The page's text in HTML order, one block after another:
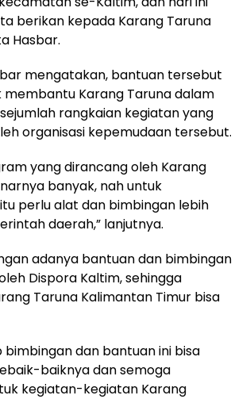
berikan kepada Karang Taruna
Hasbar.
mengatakan, bantuan tersebut
membantu Karang Taruna dalam
rangkaian kegiatan yang
organisasi kepemudaan tersebut.
yang dirancang oleh Karang
banyak, nah untuk
perlu alat dan bimbingan lebih
daerah,” lanjutnya.
adanya bantuan dan bimbingan
Dispora Kaltim, sehingga
Taruna Kalimantan Timur bisa
bimbingan dan bantuan ini bisa
baiknya dan semoga
kegiatan-kegiatan Karang